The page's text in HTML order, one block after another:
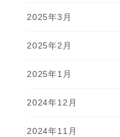
2025年3月
2025年2月
2025年1月
2024年12月
2024年11月